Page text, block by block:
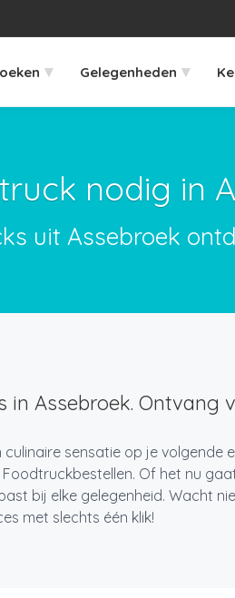
▾ Gelegenheden ▾
nodig in
uit Assebroek
in Assebroek. Ontvang
culinaire sensatie op je volgende
Of het nu
bij elke gelegenheid. Wacht
met slechts één klik!